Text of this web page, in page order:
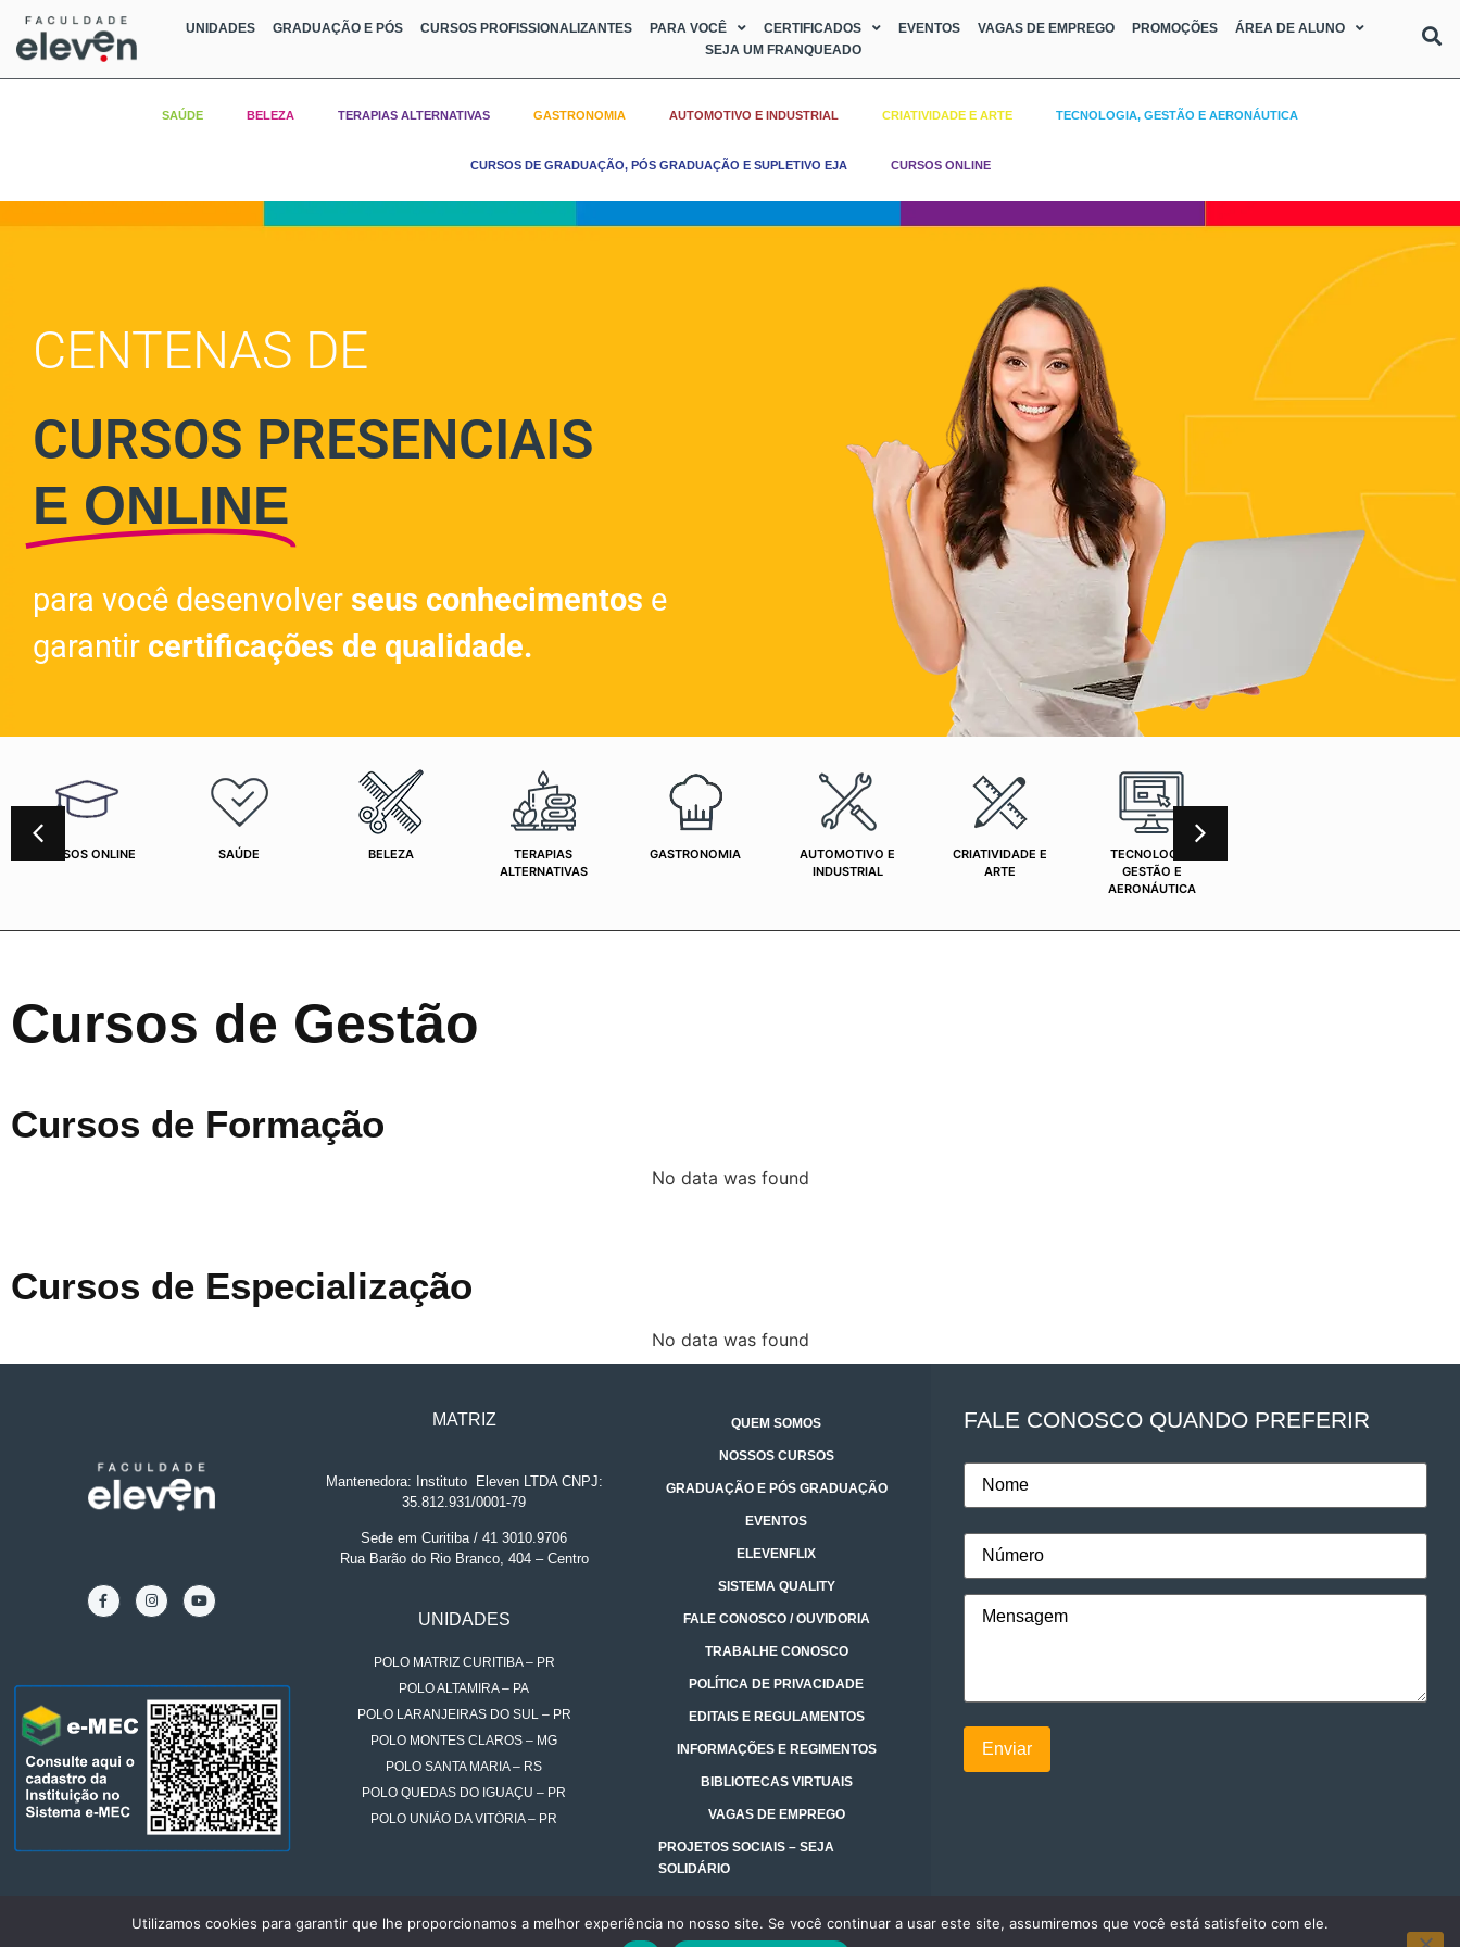
UNIDADES GRADUAÇÃO E PÓS CURSOS PROFISSIONALIZANTES PARA VOCÊ CERTIFICADOS EVENTOS VAGAS DE EMPREGO PROMOÇÕES
ÁREA DE ALUNO
SEJA UM FRANQUEADO
SAÚDE BELEZA TERAPIAS ALTERNATIVAS GASTRONOMIA AUTOMOTIVO E INDUSTRIAL CRIATIVIDADE E ARTE TECNOLOGIA, GESTÃO E AERONÁUTICA
CURSOS DE GRADUAÇÃO, PÓS GRADUAÇÃO E SUPLETIVO EJA CURSOS ONLINE
CENTENAS DE
CURSOS PRESENCIAIS
E ONLINE
para você desenvolver seus conhecimentos e
garantir certificações de qualidade.
CURSOS ONLINE SAÚDE BELEZA
TERAPIAS
ALTERNATIVAS
GASTRONOMIA
AUTOMOTIVO E
INDUSTRIAL
CRIATIVIDADE E
ARTE
TECNOLOGIA,
GESTÃO E
AERONÁUTICA
Cursos de Gestão
Cursos de Formação
No data was found
Cursos de Especialização
No data was found
MATRIZ
Mantenedora: Instituto.
Eleven LTDA CNPJ:
35.812.931/0001-79
Sede em Curitiba / 41 3010.9706
Rua Barão do Rio Branco, 404 – Centro
UNIDADES
POLO MATRIZ CURITIBA – PR
POLO ALTAMIRA – PA
POLO LARANJEIRAS DO SUL – PR
POLO MONTES CLAROS – MG
POLO SANTA MARIA – RS
POLO QUEDAS DO IGUAÇU – PR
POLO UNIÃO DA VITÓRIA – PR
QUEM SOMOS
NOSSOS CURSOS
GRADUAÇÃO E PÓS GRADUAÇÃO
EVENTOS
ELEVENFLIX
SISTEMA QUALITY
FALE CONOSCO / OUVIDORIA
TRABALHE CONOSCO
POLÍTICA DE PRIVACIDADE
EDITAIS E REGULAMENTOS
INFORMAÇÕES E REGIMENTOS
BIBLIOTECAS VIRTUAIS
VAGAS DE EMPREGO
PROJETOS SOCIAIS – SEJA
SOLIDÁRIO
FALE CONOSCO QUANDO PREFERIR
Utilizamos cookies para garantir que lhe proporcionamos a melhor experiência no nosso site. Se você continuar a usar este site, assumiremos que você está satisfeito com ele.